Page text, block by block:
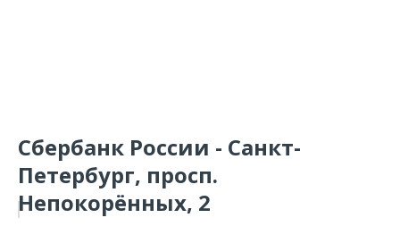
Сбербанк России - Санкт-
Петербург, просп.
Непокорённых, 2